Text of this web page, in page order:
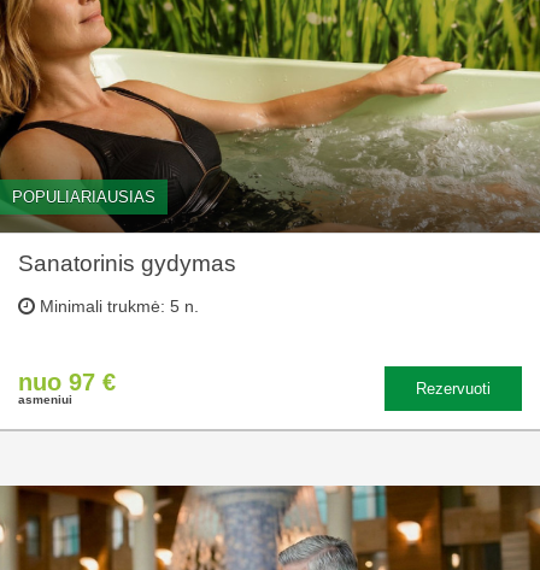
POPULIARIAUSIAS
Sanatorinis gydymas
Minimali trukmė: 5 n.
nuo 97 €
asmeniui
Rezervuoti